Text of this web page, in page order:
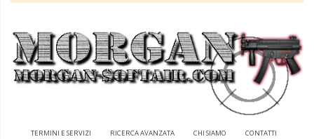
TERMINI E SERVIZI RICERCA AVANZATA CHI SIAMO CONTATTI